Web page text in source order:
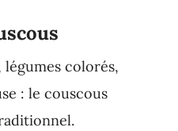
légumes colorés,
: le couscous